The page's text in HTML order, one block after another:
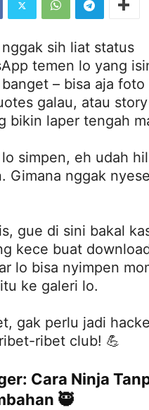
sih liat status
temen lo yang
– bisa aja foto
galau, atau
bikin laper tengah
simpen, eh udah
Gimana nggak
gue di sini bakal
kece buat
lo bisa nyimpen
ke galeri lo.
gak perlu jadi
ribet club! 💪
Cara Ninja
🥷